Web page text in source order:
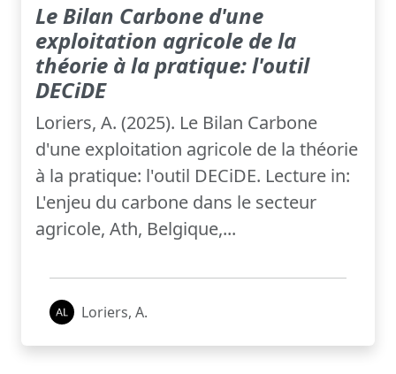
Le Bilan Carbone d'une
exploitation agricole de la
théorie à la pratique: l'outil
DECiDE
Loriers, A. (2025). Le Bilan Carbone
d'une exploitation agricole de la théorie
à la pratique: l'outil DECiDE. Lecture in:
L'enjeu du carbone dans le secteur
agricole, Ath, Belgique,...
Loriers, A.